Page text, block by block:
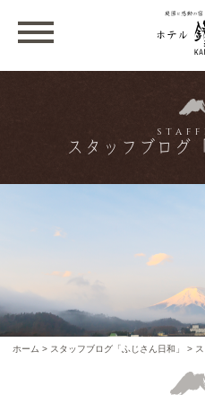
スタッフブログ
ホーム > スタッフブログ「ふじさん日和」 >